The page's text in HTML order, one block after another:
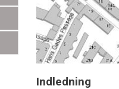
Indledning